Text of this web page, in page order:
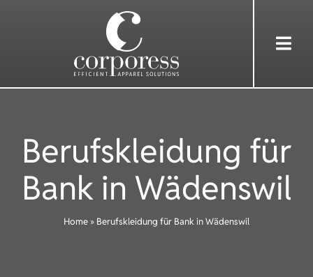
ÜBER UNS
DIENSTLEISTUNGEN
Berufskleidung für
Bank in Wädenswil
Home » Berufskleidung für Bank in Wädenswil